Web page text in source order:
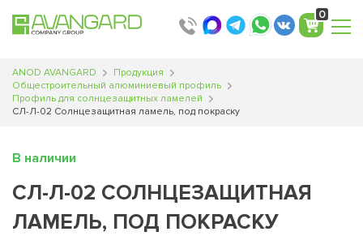
0
ANOD AVANGARD
Продукция
Общестроительный алюминиевый профиль
Профиль для солнцезащитных ламелей
СЛ-Л-02 Солнцезащитная ламель, под покраску
В наличии
СЛ-Л-02 СОЛНЦЕЗАЩИТНАЯ
ЛАМЕЛЬ, ПОД ПОКРАСКУ